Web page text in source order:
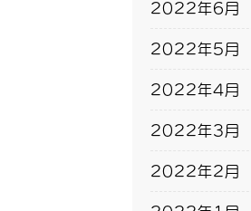
2022年6月
2022年5月
2022年4月
2022年3月
2022年2月